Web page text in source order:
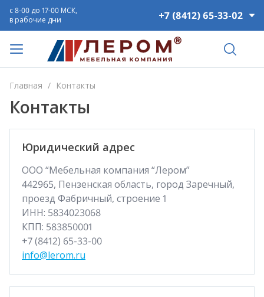
+7 (8412) 65-33-02
с 8-00 до 17-00 МСК,
в рабочие дни
Главная / Контакты
Контакты
Юридический адрес
ООО “Мебельная компания “Лером”
442965, Пензенская область, город Заречный,
проезд Фабричный, строение 1
ИНН: 5834023068
КПП: 583850001
+7 (8412) 65-33-00
info@lerom.ru